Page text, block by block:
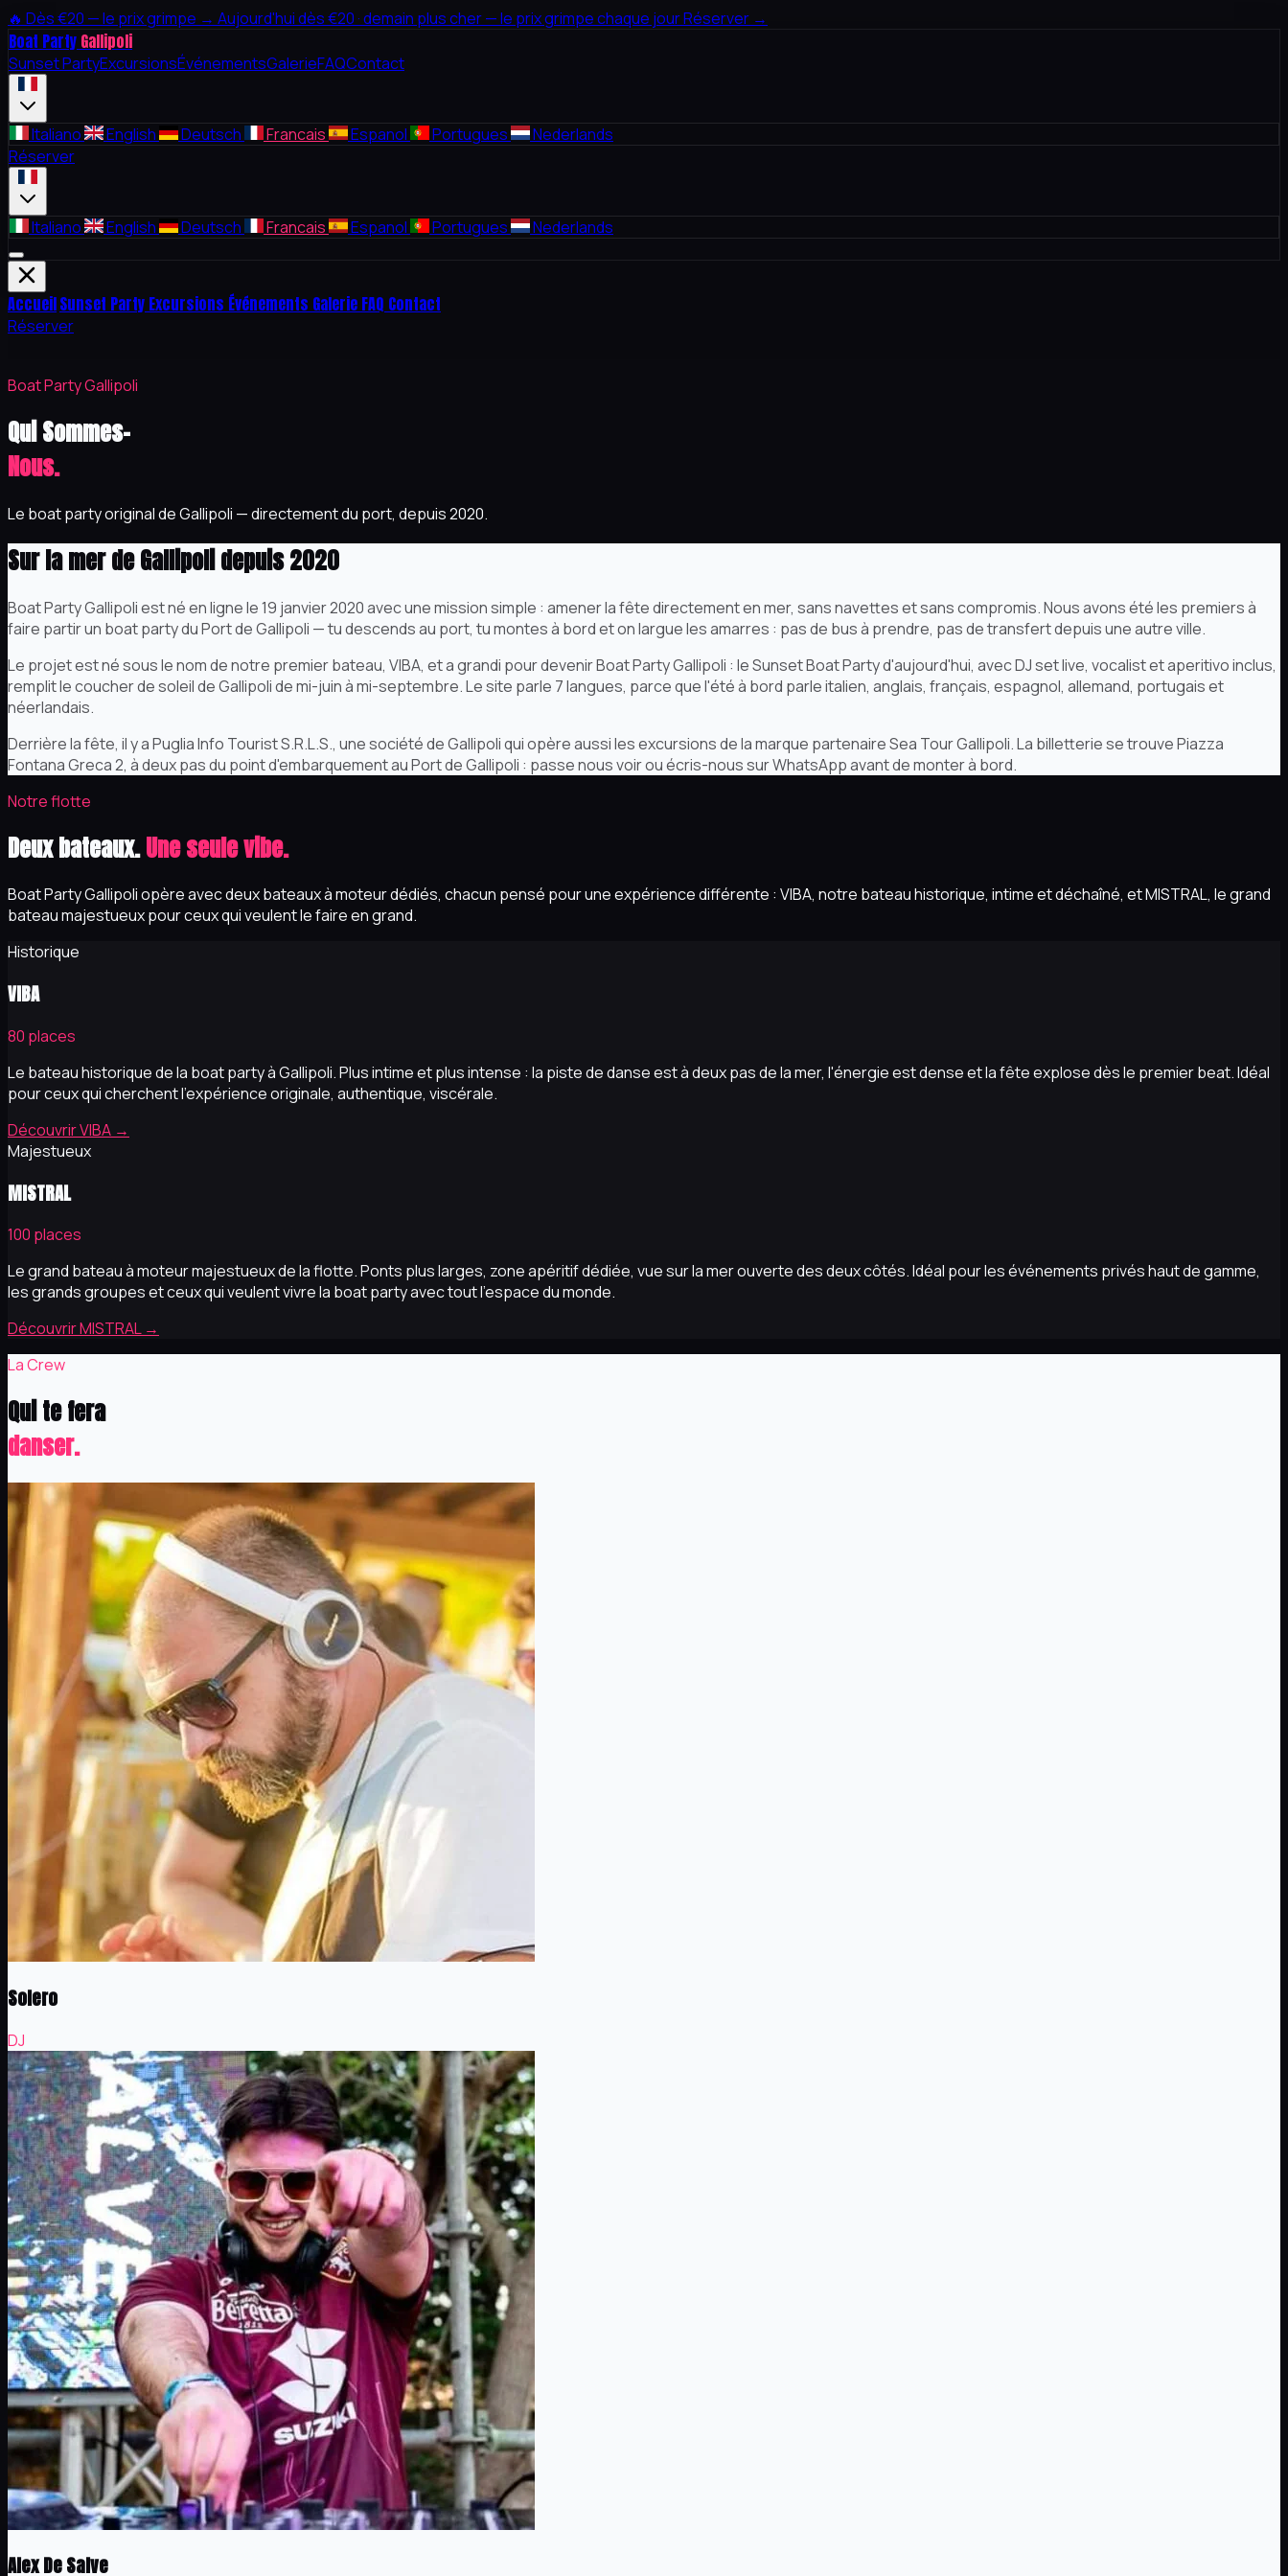
🔥 Dès €20 — le prix grimpe → Aujourd'hui dès €20 · demain plus cher — le prix grimpe chaque jourRéserver →
Boat Party Gallipoli
Sunset PartyExcursionsÉvénementsGalerieFAQContact
Italiano English Deutsch Francais Espanol Portugues
Nederlands
Réserver
Italiano English Deutsch Francais Espanol Portugues Nederlands
AccueilSunset Party Excursions Événements Galerie FAQ Contact
Réserver
Boat Party Gallipoli
Qui Sommes-
Nous.
Le boat party original de Gallipoli — directement du port, depuis 2020.
Sur la mer de Gallipoli depuis 2020
Boat Party Gallipoli est né en ligne le 19 janvier 2020 avec une mission simple : amener la fête directement en mer, sans navettes et sans compromis. Nous avons été les premiers à
faire partir un boat party du Port de Gallipoli — tu descends au port, tu montes à bord et on largue les amarres : pas de bus à prendre, pas de transfert depuis une autre ville.
Le projet est né sous le nom de notre premier bateau, VIBA, et a grandi pour devenir Boat Party Gallipoli : le Sunset Boat Party d'aujourd'hui, avec DJ set live, vocalist et aperitivo inclus,
remplit le coucher de soleil de Gallipoli de mi-juin à mi-septembre. Le site parle 7 langues, parce que l'été à bord parle italien, anglais, français, espagnol, allemand, portugais et
néerlandais.
Derrière la fête, il y a Puglia Info Tourist S.R.L.S., une société de Gallipoli qui opère aussi les excursions de la marque partenaire Sea Tour Gallipoli. La billetterie se trouve Piazza
Fontana Greca 2, à deux pas du point d'embarquement au Port de Gallipoli : passe nous voir ou écris-nous sur WhatsApp avant de monter à bord.
Notre flotte
Deux bateaux.Une seule vibe.
Boat Party Gallipoli opère avec deux bateaux à moteur dédiés, chacun pensé pour une expérience différente : VIBA, notre bateau historique, intime et déchaîné, et MISTRAL, le grand
bateau majestueux pour ceux qui veulent le faire en grand.
Historique
VIBA
80 places
Le bateau historique de la boat party à Gallipoli. Plus intime et plus intense : la piste de danse est à deux pas de la mer, l'énergie est dense et la fête explose dès le premier beat. Idéal
pour ceux qui cherchent l'expérience originale, authentique, viscérale.
Découvrir VIBA →
Majestueux
MISTRAL
100 places
Le grand bateau à moteur majestueux de la flotte. Ponts plus larges, zone apéritif dédiée, vue sur la mer ouverte des deux côtés. Idéal pour les événements privés haut de gamme,
les grands groupes et ceux qui veulent vivre la boat party avec tout l'espace du monde.
Découvrir MISTRAL →
La Crew
Qui te fera
danser.
Solero
DJ
Alex De Salve